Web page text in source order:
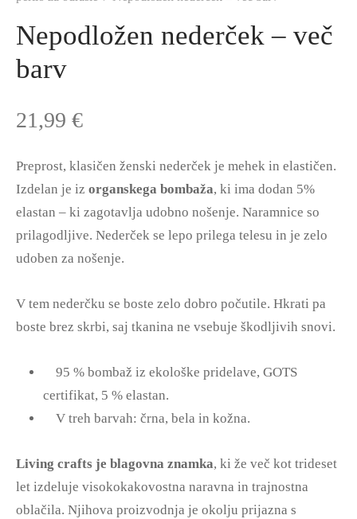
Nepodložen nederček – več
barv
21,99 €
Preprost, klasičen ženski nederček je mehek in elastičen.
Izdelan je iz organskega bombaža, ki ima dodan 5%
elastan – ki zagotavlja udobno nošenje. Naramnice so
prilagodljive. Nederček se lepo prilega telesu in je zelo
udoben za nošenje.
V tem nederčku se boste zelo dobro počutile. Hkrati pa
boste brez skrbi, saj tkanina ne vsebuje škodljivih snovi.
95 % bombaž iz ekološke pridelave, GOTS
certifikat, 5 % elastan.
V treh barvah: črna, bela in kožna.
Living crafts je blagovna znamka, ki že več kot trideset
let izdeluje visokokakovostna naravna in trajnostna
oblačila. Njihova proizvodnja je okolju prijazna s